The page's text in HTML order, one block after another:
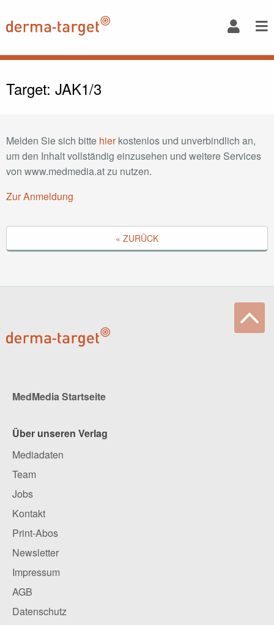
Target: JAK1/3
Melden Sie sich bitte hierkostenlos und unverbindlich an,
um den Inhalt vollständig einzusehen und weitere Services
von www.medmedia.at zu nutzen.
Zur Anmeldung
« ZURÜCK
MedMedia Startseite
Über unseren Verlag
Mediadaten
Team
Jobs
Kontakt
Print-Abos
Newsletter
Impressum
AGB
Datenschutz